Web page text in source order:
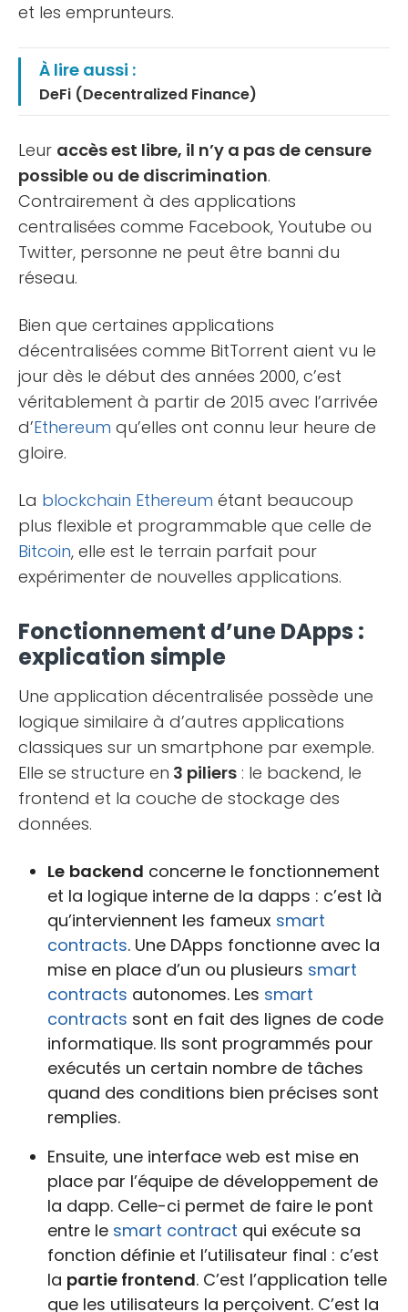
et les emprunteurs.
À lire aussi :
DeFi (Decentralized Finance)
Leur accès est libre, il n’y a pas de censure
possible ou de discrimination.
Contrairement à des applications
centralisées comme Facebook, Youtube ou
Twitter, personne ne peut être banni du
réseau.
Bien que certaines applications
décentralisées comme BitTorrent aient vu le
jour dès le début des années 2000, c’est
véritablement à partir de 2015 avec l’arrivée
d’Ethereum qu’elles ont connu leur heure de
gloire.
La blockchain Ethereum étant beaucoup
plus flexible et programmable que celle de
Bitcoin, elle est le terrain parfait pour
expérimenter de nouvelles applications.
Fonctionnement d’une DApps :
explication simple
Une application décentralisée possède une
logique similaire à d’autres applications
classiques sur un smartphone par exemple.
Elle se structure en 3 piliers : le backend, le
frontend et la couche de stockage des
données.
Le backend concerne le fonctionnement
et la logique interne de la dapps : c’est là
qu’interviennent les fameux smart
contracts. Une DApps fonctionne avec la
mise en place d’un ou plusieurs smart
contracts autonomes. Les smart
contracts sont en fait des lignes de code
informatique. Ils sont programmés pour
exécutés un certain nombre de tâches
quand des conditions bien précises sont
remplies.
Ensuite, une interface web est mise en
place par l’équipe de développement de
la dapp. Celle-ci permet de faire le pont
entre le smart contract qui exécute sa
fonction définie et l’utilisateur final : c’est
la partie frontend. C’est l’application telle
que les utilisateurs la perçoivent. C’est la